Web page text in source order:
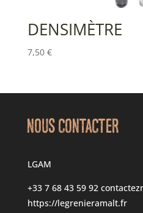
DENSIMÈTRE
7,50 €
NOUS CONTACTER
LGAM
+33 7 68 43 59 92
https://legrenieramalt.fr